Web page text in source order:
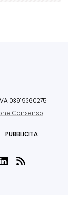
03919360275
Consenso
PUBBLICITÀ